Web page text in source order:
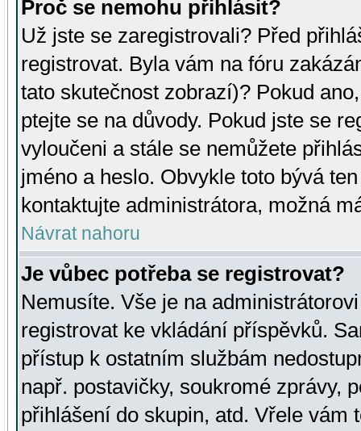
Proč se nemohu přihlásit?
Už jste se zaregistrovali? Před
registrovat. Byla vám na fóru
tato skutečnost zobrazí)? Pokud
ptejte se na důvody. Pokud jste se
vyloučeni a stále se nemůžete
jméno a heslo. Obvykle toto bývá
kontaktujte administrátora, možná
Návrat nahoru
Je vůbec potřeba se registrovat?
Nemusíte. Vše je na
registrovat ke vkládání příspěvků.
přístup k ostatním službám
např. postavičky, soukromé zprávy,
přihlášení do skupin, atd. Vřele vám